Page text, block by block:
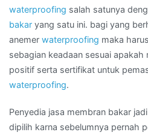
waterproofing salah satunya
bakar yang satu ini. bagi yang
anemer waterproofing maka
sebagian keadaan sesuai apakah
positif serta sertifikat untuk
waterproofing.
Penyedia jasa membran bakar
dipilih karna sebelumnya pernah